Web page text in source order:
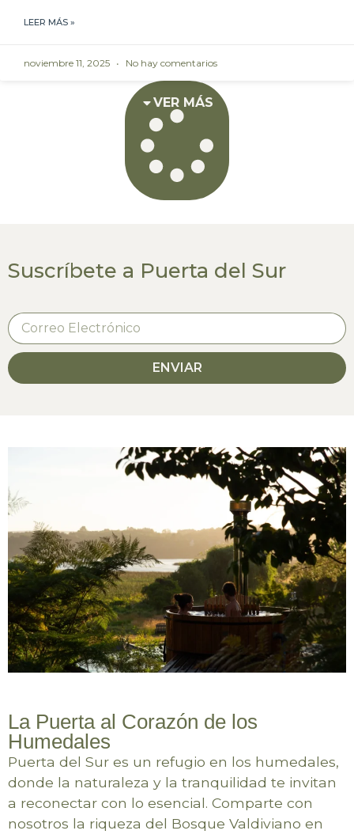
LEER MÁS »
noviembre 11, 2025 No hay comentarios
VER MÁS
Suscríbete a Puerta del Sur
ENVIAR
La Puerta al Corazón de los
Humedales
Puerta del Sur es un refugio en los humedales,
donde la naturaleza y la tranquilidad te invitan
a reconectar con lo esencial. Comparte con
nosotros la riqueza del Bosque Valdiviano en